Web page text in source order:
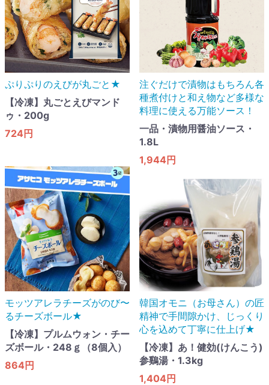
ぷりぷりのえびが丸ごと★
【冷凍】丸ごとえびマンド
ゥ・200g
724円
注ぐだけで漬物はもちろん各
種煮付けと和え物など多様な
料理に使える万能ソース！
一品・漬物用醤油ソース・
1.8L
1,944円
モッツアレラチーズがのび〜
るチーズボール★
【冷凍】プルムウォン・チー
ズボール・248ｇ（8個入）
864円
韓国オモニ（お母さん）の匠
精神で手間隙かけ、じっくり
心を込めて丁寧に仕上げ★
【冷凍】あ！健効(けんこう)
参鷄湯・1.3kg
1,404円